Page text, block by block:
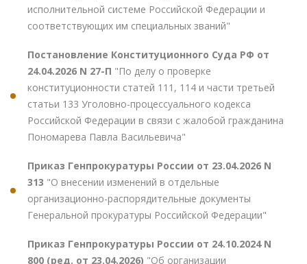
исполнительной системе Российской Федерации и
соответствующих им специальных званий"
Постановление Конституционного Суда РФ от
24.04.2026 N 27-П "По делу о проверке
конституционности статей 111, 114 и части третьей
статьи 133 Уголовно-процессуального кодекса
Российской Федерации в связи с жалобой гражданина
Пономарева Павла Васильевича"
Приказ Генпрокуратуры России от 23.04.2026 N
313 "О внесении изменений в отдельные
организационно-распорядительные документы
Генеральной прокуратуры Российской Федерации"
Приказ Генпрокуратуры России от 24.10.2024 N
800 (ред. от 23.04.2026) "Об организации